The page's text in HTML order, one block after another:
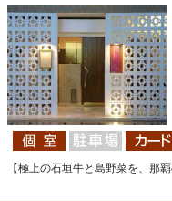
【極上の石垣牛と島野菜を、那